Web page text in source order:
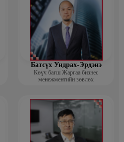
Батсүх Ундрах-Эрдэнэ
Көүч багш Жаргаа бизнес
менежментийн зөвлөх